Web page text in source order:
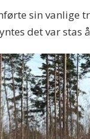
sin vanlige
det var stas